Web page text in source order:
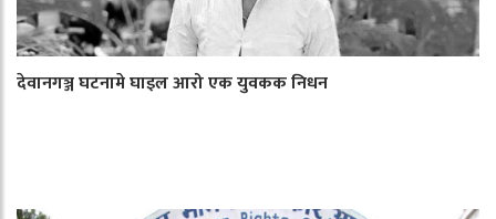
देवानगञ्ज घटनामे घाइल आरो एक युवकक निधन